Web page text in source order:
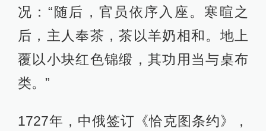
况：“随后，官员依序入座。寒暄之
后，主人奉茶，茶以羊奶相和。地上
覆以小块红色锦缎，其功用当与桌布
类。”
1727年，中俄签订《恰克图条约》，